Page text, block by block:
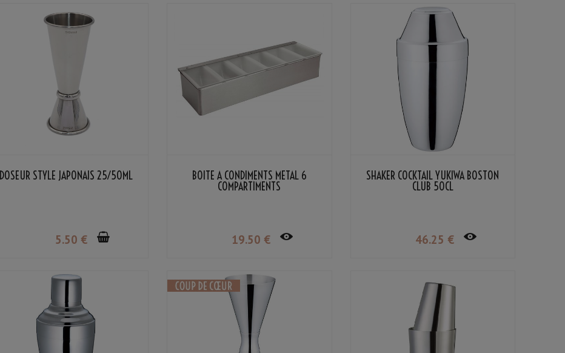
DOSEUR STYLE JAPONAIS 25/50ML
5.50 €
BOÎTE À CONDIMENTS MÉTAL 6
COMPARTIMENTS
19.50 €
SHAKER COCKTAIL YUKIWA BOSTON
CLUB 50CL
46.25 €